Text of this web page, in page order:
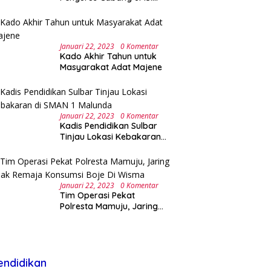
Januari 22, 2023 0 Komentar
Kado Akhir Tahun untuk
Masyarakat Adat Majene
Januari 22, 2023 0 Komentar
Kadis Pendidikan Sulbar
Tinjau Lokasi Kebakaran
Januari 22, 2023 0 Komentar
Tim Operasi Pekat
Polresta Mamuju, Jaring